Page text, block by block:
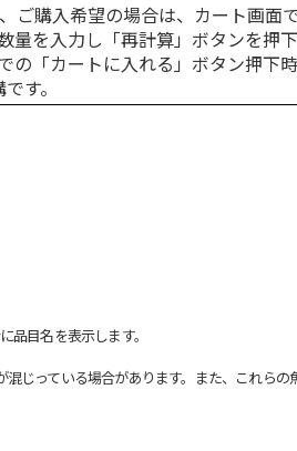
ご購入希望の場合は、カート画面
量を入力し「再計算」ボタンを押
の「カートに入れる」ボタン押下
す。
目名を表示します。
っている場合があります。また、これらの